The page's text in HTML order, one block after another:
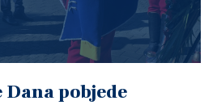
pobjede